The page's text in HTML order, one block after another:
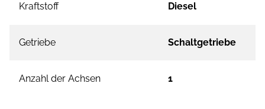
Kraftstoff Diesel
Getriebe Schaltgetriebe
Anzahl der Achsen 1